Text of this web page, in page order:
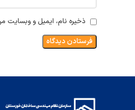
ذخیره نام، ایمیل و وبسایت